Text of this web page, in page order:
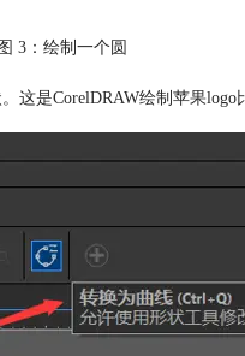
图 3：绘制一个圆
是CorelDRAW绘制苹果logo